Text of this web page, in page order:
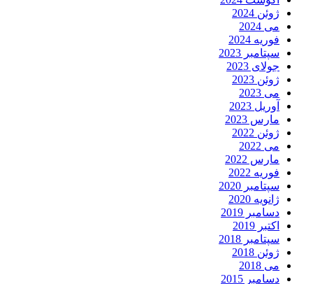
ژوئن 2024
می 2024
فوریه 2024
سپتامبر 2023
جولای 2023
ژوئن 2023
می 2023
آوریل 2023
مارس 2023
ژوئن 2022
می 2022
مارس 2022
فوریه 2022
سپتامبر 2020
ژانویه 2020
دسامبر 2019
اکتبر 2019
سپتامبر 2018
ژوئن 2018
می 2018
دسامبر 2015